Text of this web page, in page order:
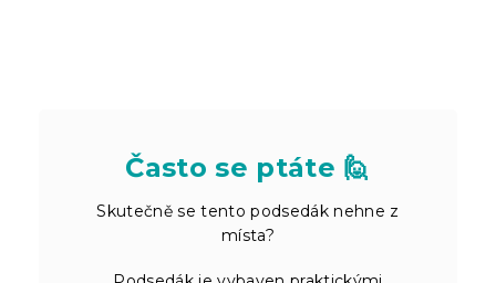
Často se ptáte 🙋
Skutečně se tento podsedák nehne z
místa?